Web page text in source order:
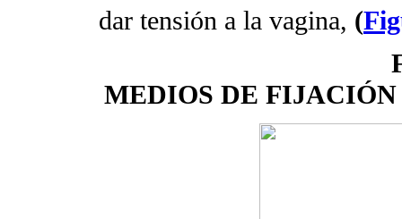
dar tensión a la vagina, (
MEDIOS DE